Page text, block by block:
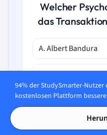
Welcher
das
A. Albert Bandura
B. Richard Lazarus
C. Hans Seyle
94% der StudySmarter-
kostenlosen Plattform